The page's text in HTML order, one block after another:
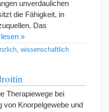
unverdaulichen
die Fähigkeit, in
Das
»
wissenschaftlich
Therapiewege bei
von Knorpelgewebe und